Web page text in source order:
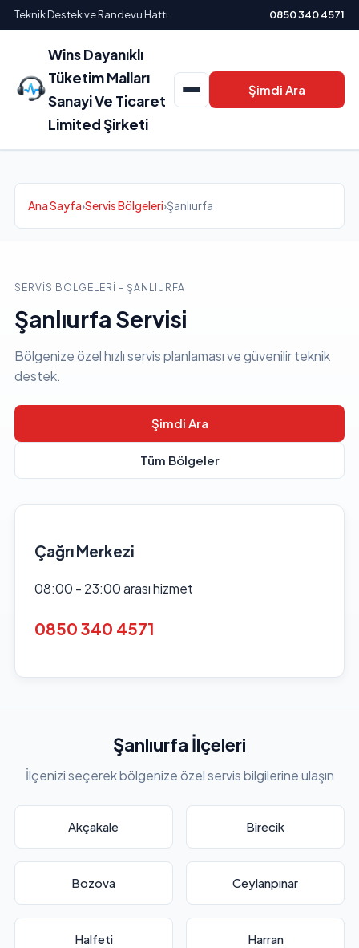
Teknik Destek ve Randevu Hattı 0850 340 4571
Wins Dayanıklı
Tüketim Malları
Sanayi Ve Ticaret
Limited Şirketi
Şimdi Ara
Ana Sayfa›Servis Bölgeleri›Şanlıurfa
SERVIS BÖLGELERI - ŞANLIURFA
Şanlıurfa Servisi
Bölgenize özel hızlı servis planlaması ve güvenilir teknik
destek.
Şimdi Ara
Tüm Bölgeler
Çağrı Merkezi
08:00 - 23:00 arası hizmet
0850 340 4571
Şanlıurfa İlçeleri
İlçenizi seçerek bölgenize özel servis bilgilerine ulaşın
Akçakale Birecik
Bozova Ceylanpınar
Halfeti Harran